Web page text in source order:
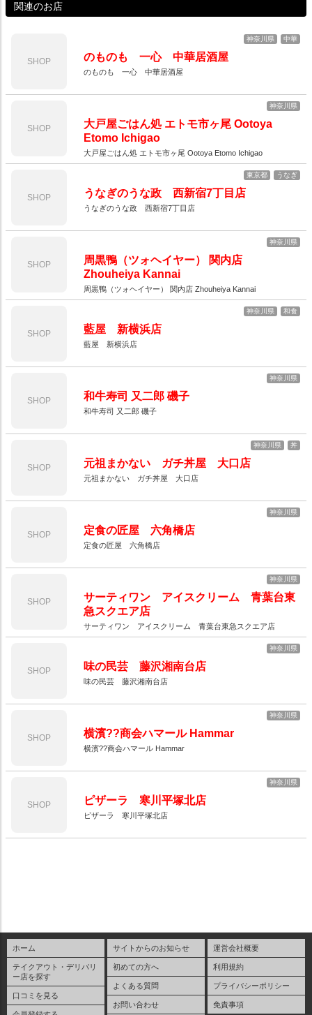
関連のお店
SHOP
神奈川県 中華
のものも 一心 中華居酒屋
のものも 一心 中華居酒屋
SHOP
神奈川県
大戸屋ごはん処 エトモ市ヶ尾 Ootoya
Etomo Ichigao
大戸屋ごはん処 エトモ市ヶ尾 Ootoya Etomo Ichigao
SHOP
東京都 うなぎ
うなぎのうな政 西新宿7丁目店
うなぎのうな政 西新宿7丁目店
SHOP
神奈川県
周黒鴨（ツォヘイヤー） 関内店
Zhouheiya Kannai
周黒鴨（ツォヘイヤー） 関内店 Zhouheiya Kannai
SHOP
神奈川県 和食
藍屋 新横浜店
藍屋 新横浜店
SHOP
神奈川県
和牛寿司 又二郎 磯子
和牛寿司 又二郎 磯子
SHOP
神奈川県 丼
元祖まかない ガチ丼屋 大口店
元祖まかない ガチ丼屋 大口店
SHOP
神奈川県
定食の匠屋 六角橋店
定食の匠屋 六角橋店
SHOP
神奈川県
サーティワン アイスクリーム 青葉台東
急スクエア店
サーティワン アイスクリーム 青葉台東急スクエア店
SHOP
神奈川県
味の民芸 藤沢湘南台店
味の民芸 藤沢湘南台店
SHOP
神奈川県
横濱??商会ハマール Hammar
横濱??商会ハマール Hammar
SHOP
神奈川県
ピザーラ 寒川平塚北店
ピザーラ 寒川平塚北店
ホーム
テイクアウト・デリバリ
ー店を探す
口コミを見る
サイトからのお知らせ
初めての方へ
よくある質問
お問い合わせ
運営会社概要
利用規約
プライバシーポリシー
免責事項